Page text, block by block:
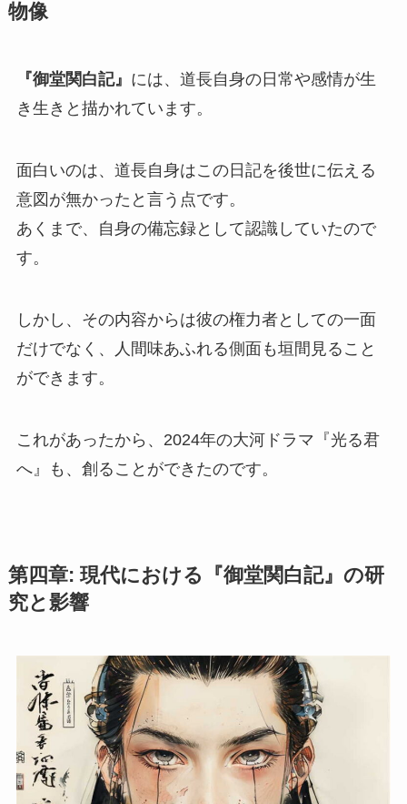
物像
『御堂関白記』 には、道長自身の日常や感情が生
き生きと描かれています。
面白いのは、道長自身はこの日記を後世に伝える
意図が無かったと言う点です。
あくまで、自身の備忘録として認識していたので
す。
しかし、その内容からは彼の権力者としての一面
だけでなく、人間味あふれる側面も垣間見ること
ができます。
これがあったから、2024年の大河ドラマ『光る君
へ』も、創ることができたのです。
第四章: 現代における『御堂関白記』の研
究と影響